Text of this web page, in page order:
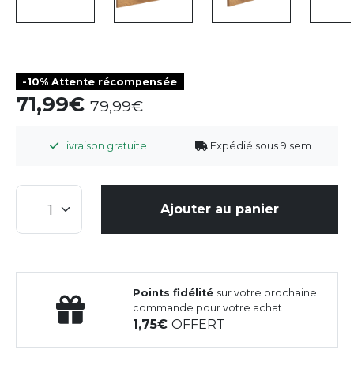
-10% Attente récompensée
71,99 79,99
Livraison gratuite Expédié sous 9 sem
Ajouter au panier
Points fidélité sur votre prochaine
commande pour votre achat
1,75OFFERT